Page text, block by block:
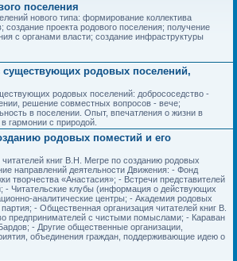
поселения
нового типа: формирование коллектива
проекта родового поселения; получение
с органами власти; создание инфраструктуры
существующих родовых поселений,
родовых поселений: добрососедство -
решение совместных вопросов - вече;
в поселении. Опыт, впечатления о жизни в
гармонии с природой.
родовых поместий и его
книг В.Н. Мегре по созданию родовых
направлений деятельности Движения: - Фонд
творчества «Анастасия»; - Встречи представителей
- Читательские клубы (информация о действующих
аналитические центры; - Академия родовых
- Общественная организация читателей книг В.
предпринимателей с чистыми помыслами; - Караван
- Другие общественные организации,
объединения граждан, поддерживающие идею о